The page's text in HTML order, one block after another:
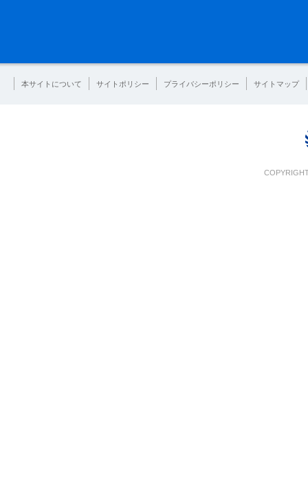
本サイトについて サイトポリシー プライバシーポリシー サイトマップ